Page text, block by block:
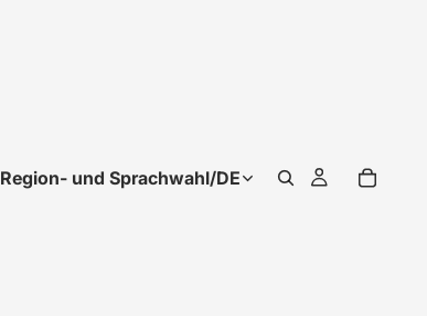
Region- und Sprachwahl/DE